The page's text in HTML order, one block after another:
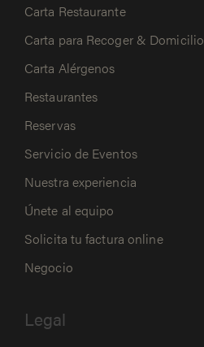
Carta Restaurante
Carta para Recoger & Domicilio
Carta Alérgenos
Restaurantes
Reservas
Servicio de Eventos
Nuestra experiencia
Únete al equipo
Solicita tu factura online
Negocio
Legal